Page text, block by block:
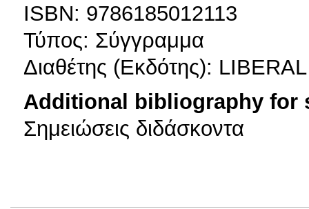
ISBN: 9786185012113
Τύπος: Σύγγραμμα
Διαθέτης (Εκδότης):
Additional bibliography for
Σημειώσεις διδάσκοντα